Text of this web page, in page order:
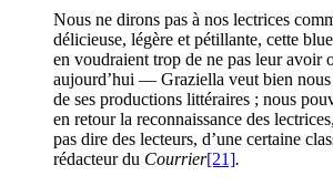
Nous ne dirons pas à nos lectrices
délicieuse, légère et pétillante, cette
en voudraient trop de ne pas leur avoir
aujourd’hui — Graziella veut bien nous
de ses productions littéraires ; nous
en retour la reconnaissance des
pas dire des lecteurs, d’une certaine
rédacteur du Courrier[21].